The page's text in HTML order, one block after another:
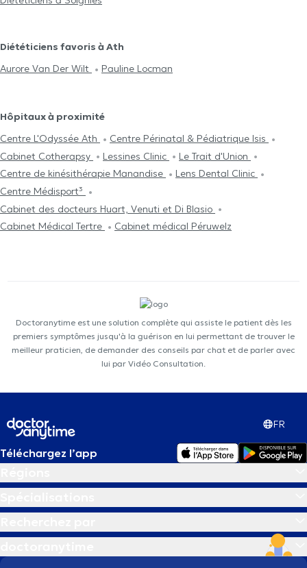
Diététiciens favoris à Ath
Aurore Van Der Wilt
Pauline Locman
Hôpitaux à proximité
Centre L'Odyssée Ath
Centre Périnatal & Pédiatrique Isis
Cabinet Cotherapsy
Lessines Clinic
Le Trait d'Union
Centre de kinésithérapie Manandise
Lens Dental Clinic
Centre Médisport³
Cabinet des docteurs Huart, Venuti et Di Blasio
Cabinet Médical Tertre
Cabinet médical Péruwelz
Doctoranytime est une solution complète qui assiste le patient dès les
premiers symptômes jusqu'à la guérison en lui permettant de trouver le
meilleur praticien, de demander des conseils par chat et de parler avec
lui par Vidéo Consultation.
FR
Téléchargez l’app